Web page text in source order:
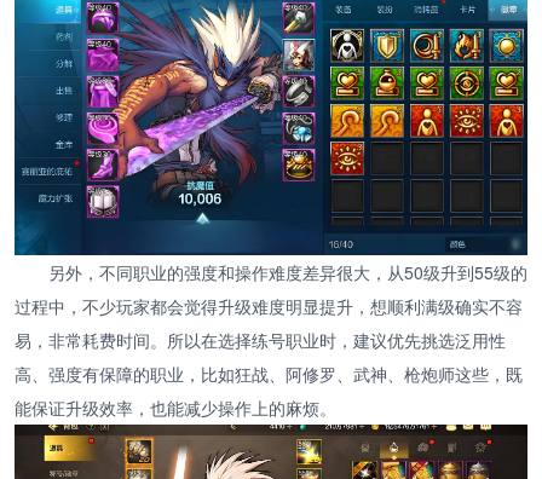
另外，不同职业的强度和操作难度差异很大，从50级升到55级的
过程中，不少玩家都会觉得升级难度明显提升，想顺利满级确实不容
易，非常耗费时间。所以在选择练号职业时，建议优先挑选泛用性
高、强度有保障的职业，比如狂战、阿修罗、武神、枪炮师这些，既
能保证升级效率，也能减少操作上的麻烦。